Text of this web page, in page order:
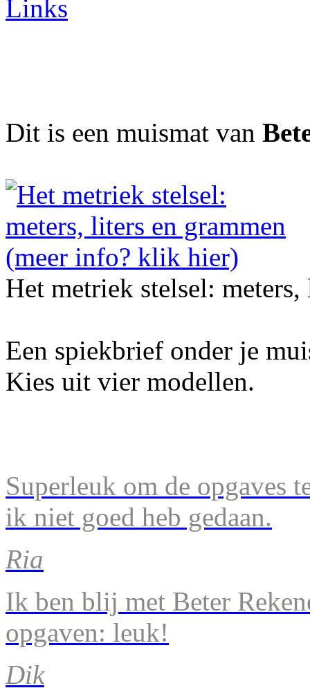
Links
Dit is een muismat van
Het metriek stelsel:
Een spiekbrief onder je
Kies uit vier modellen.
Superleuk om de opgaves
ik niet goed heb gedaan.
Ria
Ik ben blij met Beter
opgaven: leuk!
Dik